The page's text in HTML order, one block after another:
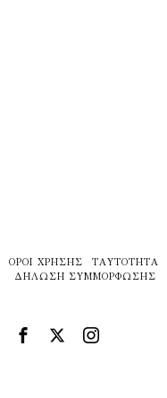
ΌΡΟΙ ΧΡΉΣΗΣ ΤΑΥΤΌΤΗΤΑ
ΔΉΛΩΣΗ ΣΥΜΜΌΡΦΩΣΗΣ